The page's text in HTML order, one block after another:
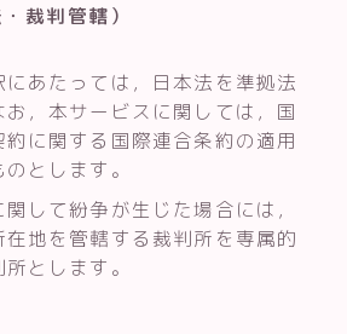
裁判管轄）
あたっては，日本法を準拠法
お，本サービスに関しては，国
に関する国際連合条約の適用
とします。
して紛争が生じた場合には，
在地を管轄する裁判所を専属的
とします。